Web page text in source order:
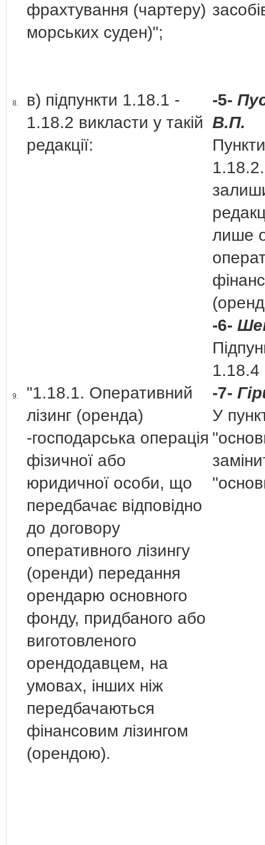
фрахтування (чартеру)
морських суден)";
8.
в) підпункти 1.18.1 -
1.18.2 викласти у такій
редакції:
-5-
В.П.
1.18.2.
лише
-6-
9.
"1.18.1. Оперативний
лізинг (оренда)
-господарська операція
фізичної або
юридичної особи, що
передбачає відповідно
до договору
оперативного лізингу
(оренди) передання
орендарю основного
фонду, придбаного або
виготовленого
орендодавцем, на
умовах, інших ніж
передбачаються
фінансовим лізингом
(орендою).
-7-
У